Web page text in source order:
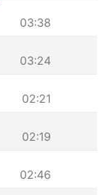
03:38
03:24
02:21
02:19
02:46